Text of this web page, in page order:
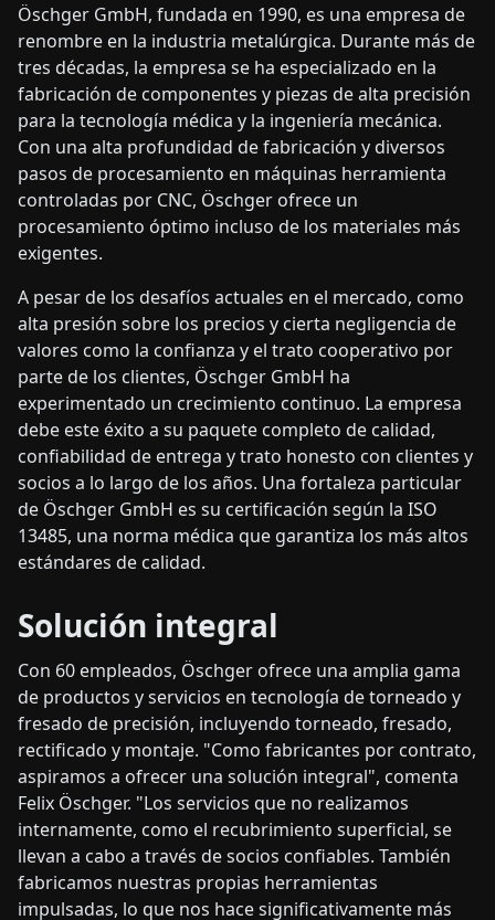
Öschger GmbH, fundada en 1990, es una empresa de
renombre en la industria metalúrgica. Durante más de
tres décadas, la empresa se ha especializado en la
fabricación de componentes y piezas de alta precisión
para la tecnología médica y la ingeniería mecánica.
Con una alta profundidad de fabricación y diversos
pasos de procesamiento en máquinas herramienta
controladas por CNC, Öschger ofrece un
procesamiento óptimo incluso de los materiales más
exigentes.
A pesar de los desafíos actuales en el mercado, como
alta presión sobre los precios y cierta negligencia de
valores como la confianza y el trato cooperativo por
parte de los clientes, Öschger GmbH ha
experimentado un crecimiento continuo. La empresa
debe este éxito a su paquete completo de calidad,
confiabilidad de entrega y trato honesto con clientes y
socios a lo largo de los años. Una fortaleza particular
de Öschger GmbH es su certificación según la ISO
13485, una norma médica que garantiza los más altos
estándares de calidad.
Solución integral
Con 60 empleados, Öschger ofrece una amplia gama
de productos y servicios en tecnología de torneado y
fresado de precisión, incluyendo torneado, fresado,
rectificado y montaje. "Como fabricantes por contrato,
aspiramos a ofrecer una solución integral", comenta
Felix Öschger. "Los servicios que no realizamos
internamente, como el recubrimiento superficial, se
llevan a cabo a través de socios confiables. También
fabricamos nuestras propias herramientas
impulsadas, lo que nos hace significativamente más